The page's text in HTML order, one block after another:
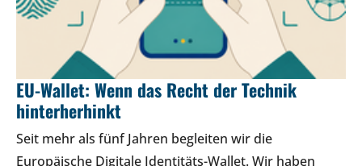
EU-Wallet: Wenn das Recht der Technik
hinterherhinkt
Seit mehr als fünf Jahren begleiten wir die
Europäische Digitale Identitäts-Wallet. Wir haben